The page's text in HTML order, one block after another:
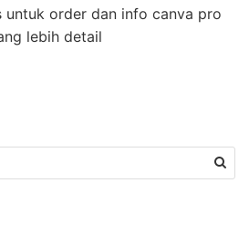
untuk order dan info canva pro
lebih detail